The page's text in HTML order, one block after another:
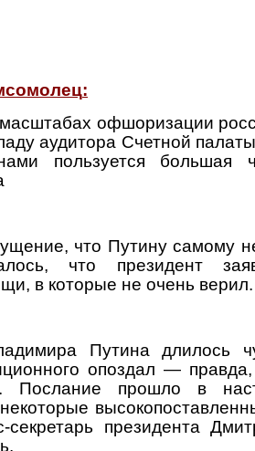
:
офшоризации
аудитора Счетной
пользуется большая
что Путину самому
что президент
в которые не очень верил.
Путина длилось
опоздал — правда,
Послание прошло в
секретарь президента